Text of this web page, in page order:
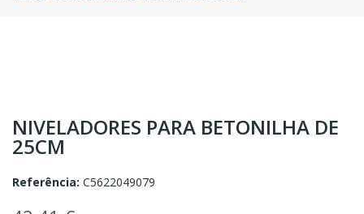
NIVELADORES PARA BETONILHA DE
25CM
Referência: C5622049079